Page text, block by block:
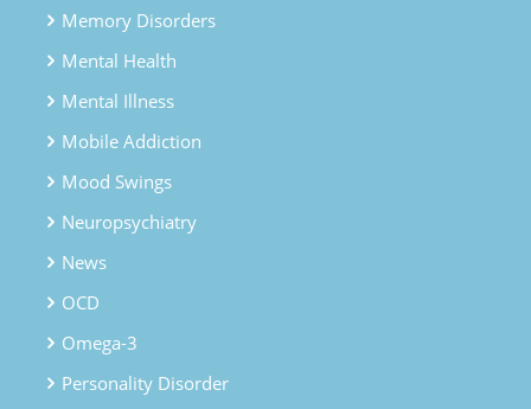
Memory Disorders
Mental Health
Mental Illness
Mobile Addiction
Mood Swings
Neuropsychiatry
News
OCD
Omega-3
Personality Disorder